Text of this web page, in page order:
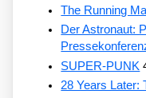
The Running
Der Astronaut:
SUPER-PUNK
28 Years Later: